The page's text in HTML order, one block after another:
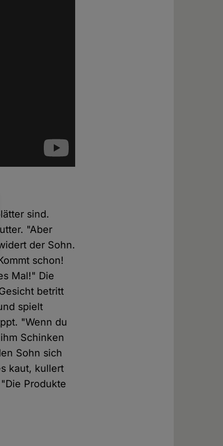
sind.
"Aber
der Sohn.
schon!
Mal!" Die
betritt
spielt
"Wenn du
Schinken
Sohn sich
kaut, kullert
Produkte